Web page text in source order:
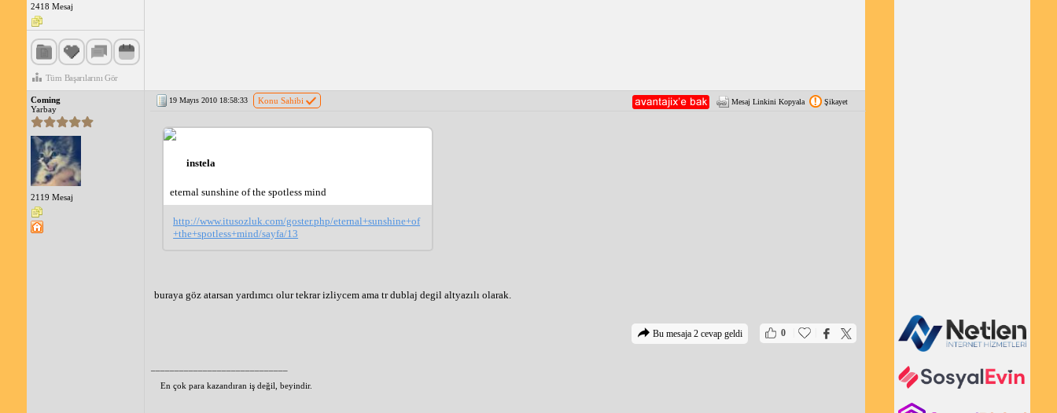
2418 Mesaj
Tüm Başarılarını Gör
Coming
Yarbay
2119 Mesaj
19 Mayıs 2010 18:58:33 Konu Sahibi Mesaj Linkini Kopyala Şikayet
instela
eternal sunshine of the spotless mind
http://www.itusozluk.com/goster.php/eternal+sunshine+of
+the+spotless+mind/sayfa/13
buraya göz atarsan yardımcı olur tekrar izliycem ama tr dublaj degil altyazılı olarak.
0
Bu mesaja 2 cevap geldi
En çok para kazandıran iş değil, beyindir.